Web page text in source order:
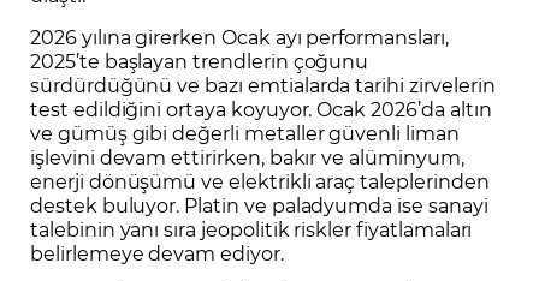
2026 yılına girerken Ocak ayı performansları,
2025’te başlayan trendlerin çoğunu
sürdürdüğünü ve bazı emtialarda tarihi zirvelerin
test edildiğini ortaya koyuyor. Ocak 2026’da altın
ve gümüş gibi değerli metaller güvenli liman
işlevini devam ettirirken, bakır ve alüminyum,
enerji dönüşümü ve elektrikli araç taleplerinden
destek buluyor. Platin ve paladyumda ise sanayi
talebinin yanı sıra jeopolitik riskler fiyatlamaları
belirlemeye devam ediyor.